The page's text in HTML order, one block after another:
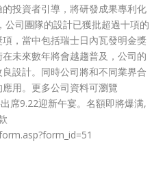
投資者引導，將研發成果專利化
司團隊的設計已獲批超過十項的
，當中包括瑞士日內瓦發明金獎
未來數年將會越趨普及，公司的
設計。同時公司將和不同業界合
用。更多公司資料可瀏覽
席9.22迎新午宴。名額即將爆满,